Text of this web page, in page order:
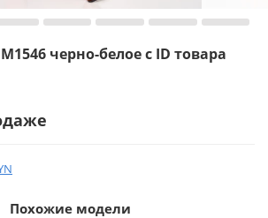
черно-белое с ID товара
Похожие модели